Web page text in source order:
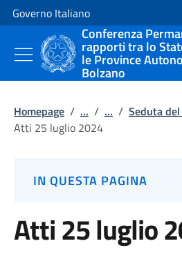
Vai al contenuto
Vai alla navigazione del sito
Governo Italiano
Conferenza
rapporti tra lo
le Province
Bolzano
Homepage / ... / ... / Seduta
Atti 25 luglio 2024
IN QUESTA PAGINA
Atti 25 luglio